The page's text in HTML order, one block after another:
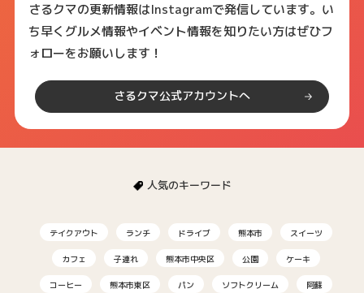
さるクマの更新情報はInstagramで発信しています。い
ち早くグルメ情報やイベント情報を知りたい方はぜひフ
ォローをお願いします！
さるクマ公式アカウントへ
人気のキーワード
テイクアウト ランチ ドライブ 熊本市 スイーツ
カフェ 子連れ 熊本市中央区 公園 ケーキ
コーヒー 熊本市東区 パン ソフトクリーム 阿蘇